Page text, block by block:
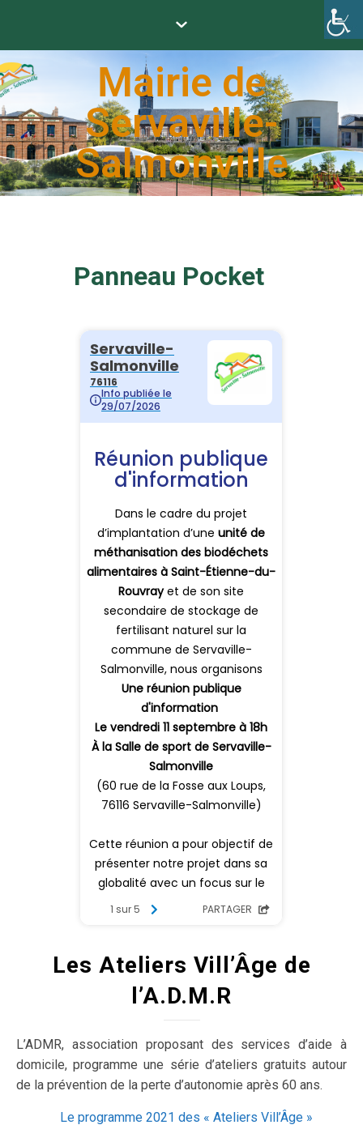
Mairie de
Servaville-
Salmonville
Panneau Pocket
Les Ateliers Vill’Âge de
l’A.D.M.R
L’ADMR, association proposant des services d’aide à
domicile, programme une série d’ateliers gratuits autour
de la prévention de la perte d’autonomie après 60 ans.
Le programme 2021 des « Ateliers Vill’Âge »